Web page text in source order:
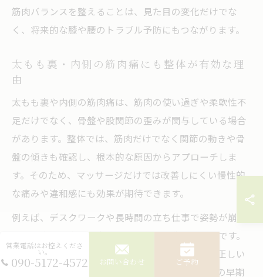
筋肉バランスを整えることは、見た目の変化だけでな
く、将来的な膝や腰のトラブル予防にもつながります。
太もも裏・内側の筋肉痛にも整体が有効な理
由
太もも裏や内側の筋肉痛は、筋肉の使い過ぎや柔軟性不
足だけでなく、骨盤や股関節の歪みが関与している場合
があります。整体では、筋肉だけでなく関節の動きや骨
盤の傾きも確認し、根本的な原因からアプローチしま
す。そのため、マッサージだけでは改善しにくい慢性的
な痛みや違和感にも効果が期待できます。
例えば、デスクワークや長時間の立ち仕事で姿勢が崩れ
やすい方は、太もも裏や内側に負担が集中しがちです。
整体施術を受けることで、筋肉の緊張を和らげ、正しい
姿勢を保ちやすくなります。結果として、筋肉痛の早期
営業電話はお控えくださ
い。
090-5172-4572 お問い合わせ ご予約